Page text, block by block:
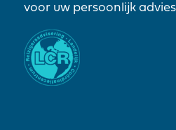
voor uw persoonlijk